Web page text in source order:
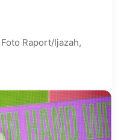
Raport/Ijazah,